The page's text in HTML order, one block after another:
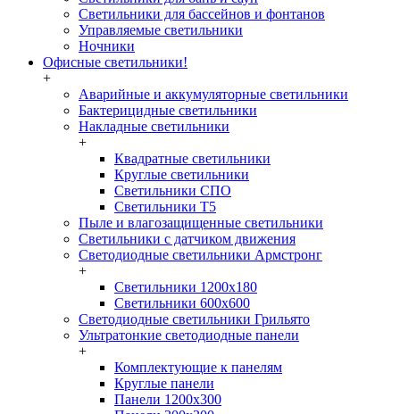
Светильники для бассейнов и фонтанов
Управляемые светильники
Ночники
Офисные светильники!
+
Аварийные и аккумуляторные светильники
Бактерицидные светильники
Накладные светильники
+
Квадратные светильники
Круглые светильники
Светильники СПО
Светильники Т5
Пыле и влагозащищенные светильники
Светильники с датчиком движения
Светодиодные светильники Армстронг
+
Светильники 1200х180
Светильники 600х600
Светодиодные светильники Грильято
Ультратонкие светодиодные панели
+
Комплектующие к панелям
Круглые панели
Панели 1200х300